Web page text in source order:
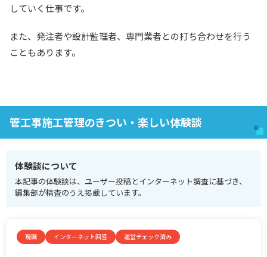
していく仕事です。
また、発注者や設計監理者、専門業者との打ち合わせを行う
こともあります。
管工事施工管理のきつい・楽しい体験談
体験談について
本記事の体験談は、ユーザー投稿とインターネット調査に基づき、
編集部が精査のうえ掲載しています。
現職 インターネット回答 運営チェック済み